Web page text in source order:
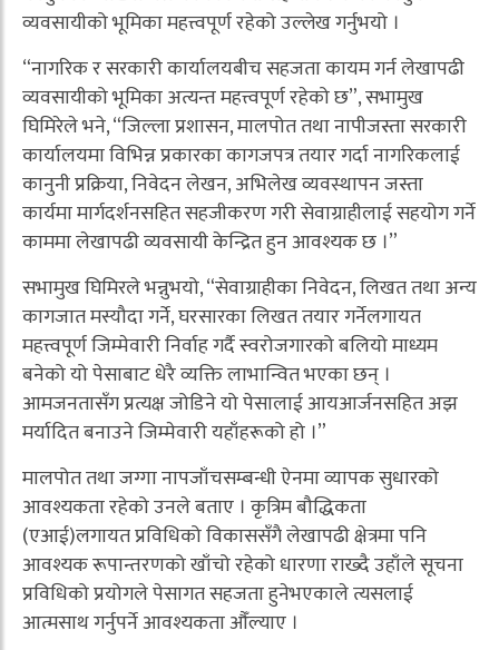
व्यवसायीको भूमिका महत्त्वपूर्ण रहेको उल्लेख गर्नुभयो ।
“नागरिक र सरकारी कार्यालयबीच सहजता कायम गर्न लेखापढी
व्यवसायीको भूमिका अत्यन्त महत्त्वपूर्ण रहेको छ”, सभामुख
घिमिरेले भने, “जिल्ला प्रशासन, मालपोत तथा नापीजस्ता सरकारी
कार्यालयमा विभिन्न प्रकारका कागजपत्र तयार गर्दा नागरिकलाई
कानुनी प्रक्रिया, निवेदन लेखन, अभिलेख व्यवस्थापन जस्ता
कार्यमा मार्गदर्शनसहित सहजीकरण गरी सेवाग्राहीलाई सहयोग गर्ने
काममा लेखापढी व्यवसायी केन्द्रित हुन आवश्यक छ ।”
सभामुख घिमिरले भन्नुभयो, “सेवाग्राहीका निवेदन, लिखत तथा अन्य
कागजात मस्यौदा गर्ने, घरसारका लिखत तयार गर्नेलगायत
महत्त्वपूर्ण जिम्मेवारी निर्वाह गर्दै स्वरोजगारको बलियो माध्यम
बनेको यो पेसाबाट धेरै व्यक्ति लाभान्वित भएका छन् ।
आमजनतासँग प्रत्यक्ष जोडिने यो पेसालाई आयआर्जनसहित अझ
मर्यादित बनाउने जिम्मेवारी यहाँहरूको हो ।”
मालपोत तथा जग्गा नापजाँचसम्बन्धी ऐनमा व्यापक सुधारको
आवश्यकता रहेको उनले बताए । कृत्रिम बौद्धिकता
(एआई)लगायत प्रविधिको विकाससँगै लेखापढी क्षेत्रमा पनि
आवश्यक रूपान्तरणको खाँचो रहेको धारणा राख्दै उहाँले सूचना
प्रविधिको प्रयोगले पेसागत सहजता हुनेभएकाले त्यसलाई
आत्मसाथ गर्नुपर्ने आवश्यकता औँल्याए ।